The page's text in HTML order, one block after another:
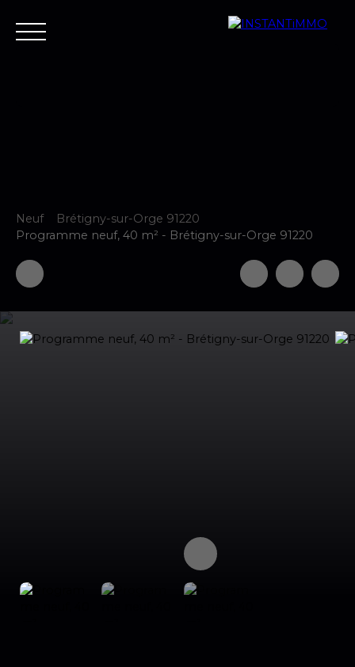
Estimer votre bien
Neuf
Brétigny-sur-Orge 91220
Programme neuf, 40 m² - Brétigny-sur-Orge 91220